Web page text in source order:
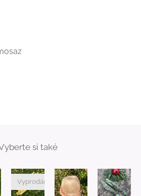
si také
Vyprodáno